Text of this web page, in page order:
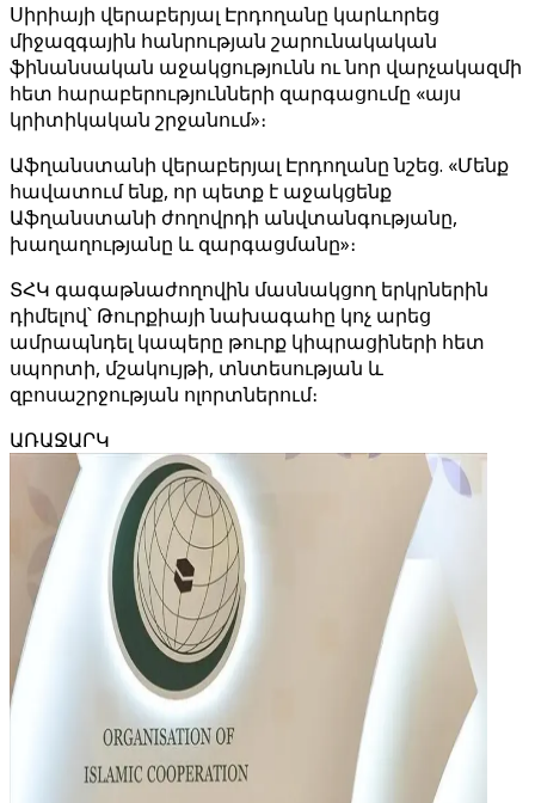
Սիրիայի վերաբերյալ Էրդողանը կարևորեց
միջազգային հանրության շարունակական
ֆինանսական աջակցությունն ու նոր վարչակազմի
հետ հարաբերությունների զարգացումը «այս
կրիտիկական շրջանում»։
Աֆղանստանի վերաբերյալ Էրդողանը նշեց. «Մենք
հավատում ենք, որ պետք է աջակցենք
Աֆղանստանի ժողովրդի անվտանգությանը,
խաղաղությանը և զարգացմանը»։
ՏՀԿ գագաթնաժողովին մասնակցող երկրներին
դիմելով՝ Թուրքիայի նախագահը կոչ արեց
ամրապնդել կապերը թուրք կիպրացիների հետ
սպորտի, մշակույթի, տնտեսության և
զբոսաշրջության ոլորտներում։
ԱՌԱՋԱՐԿ